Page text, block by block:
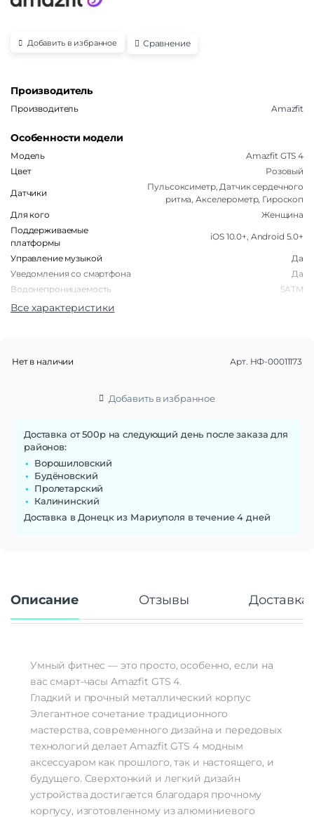
Добавить в избранное Сравнение
Производитель
Производитель Amazfit
Особенности модели
Модель
Amazfit GTS 4
Цвет
Розовый
Датчики
Пульсоксиметр, Датчик сердечного
ритма, Акселерометр, Гироскоп
Для кого
Женщина
Поддерживаемые
платформы
iOS 10.0+, Android 5.0+
Управление музыкой
Да
Уведомления со смартфона
Да
Водонепроницаемость
5ATM
Материал браслета/
Габариты
Размеры (ШxВxТ)
Операционная система
Разрешение
Стандарт связи/интернет
Телефонные звонки
Процессор
Процессор
Qualcomm Snapdragon 4100+
Все характеристики
Нет в наличии Арт. НФ-00011173
Добавить в избранное
Доставка от 500р на следующий день после заказа для
районов:
Ворошиловский
Будёновский
Пролетарский
Калининский
Доставка в Донецк из Мариуполя в течение 4 дней
Описание Отзывы Доставка
Умный фитнес — это просто, особенно, если на
вас смарт-часы Amazfit GTS 4.
Гладкий и прочный металлический корпус
Элегантное сочетание традиционного
мастерства, современного дизайна и передовых
технологий делает Amazfit GTS 4 модным
аксессуаром как прошлого, так и настоящего, и
будущего. Сверхтонкий и легкий дизайн
устройства достигается благодаря прочному
корпусу, изготовленному из алюминиевого